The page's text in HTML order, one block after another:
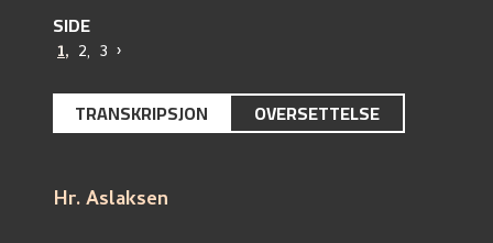
SIDE
1, 2, 3 ›
TRANSKRIPSJON OVERSETTELSE
Hr. Aslaksen